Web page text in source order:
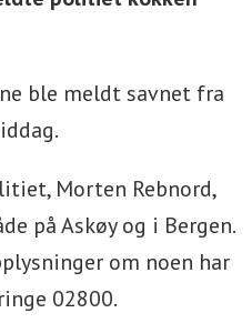
ble meldt savnet fra
Morten Rebnord,
på Askøy og i Bergen.
om noen har
02800.